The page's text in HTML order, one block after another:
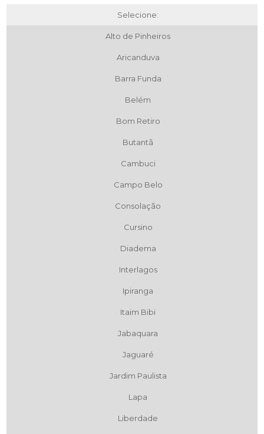
Selecione:
Alto de Pinheiros
Aricanduva
Barra Funda
Belém
Bom Retiro
Butantã
Cambuci
Campo Belo
Consolação
Cursino
Diadema
Interlagos
Ipiranga
Itaim Bibi
Jabaquara
Jaguaré
Jardim Paulista
Lapa
Liberdade